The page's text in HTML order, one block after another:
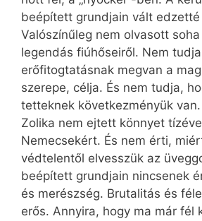
beépített grundjain vált edzetté
Valószínűleg nem olvasott
legendás fiúhőseiről. Nem
erőfitogtatásnak megvan a
szerepe, célja. És nem tudja,
tetteknek következményük van.
Zolika nem ejtett könnyet
Nemecsekért. És nem érti,
védtelentől elvesszük az
beépített grundjain nincsenek
és merészség. Brutalitás és
erős. Annyira, hogy ma már fél